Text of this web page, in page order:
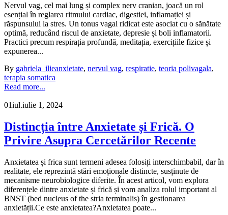
Nervul vag, cel mai lung și complex nerv cranian, joacă un rol
esențial în reglarea ritmului cardiac, digestiei, inflamației și
răspunsului la stres. Un tonus vagal ridicat este asociat cu o sănătate
optimă, reducând riscul de anxietate, depresie și boli inflamatorii.
Practici precum respirația profundă, meditația, exercițiile fizice și
expunerea...
By gabriela_ilieanxietate, nervul vag, respiratie, teoria polivagala,
terapia somatica
Read more...
01iul.iulie 1, 2024
Distincția între Anxietate și Frică. O
Privire Asupra Cercetărilor Recente
Anxietatea și frica sunt termeni adesea folosiți interschimbabil, dar în
realitate, ele reprezintă stări emoționale distincte, susținute de
mecanisme neurobiologice diferite. În acest articol, vom explora
diferențele dintre anxietate și frică și vom analiza rolul important al
BNST (bed nucleus of the stria terminalis) în gestionarea
anxietății.Ce este anxietatea?Anxietatea poate...